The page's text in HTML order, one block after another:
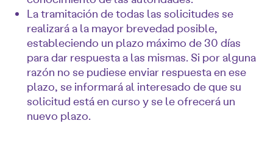
La tramitación de todas las solicitudes se
realizará a la mayor brevedad posible,
estableciendo un plazo máximo de 30 días
para dar respuesta a las mismas. Si por alguna
razón no se pudiese enviar respuesta en ese
plazo, se informará al interesado de que su
solicitud está en curso y se le ofrecerá un
nuevo plazo.